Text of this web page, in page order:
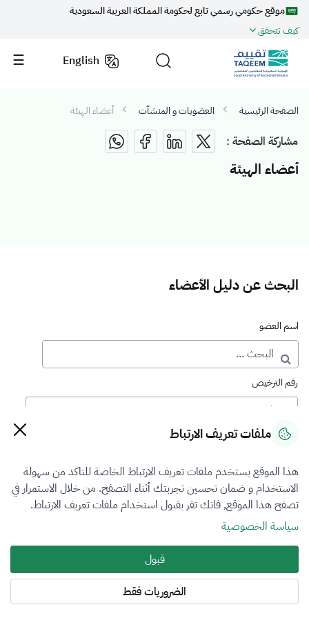
موقع حكومي رسمي تابع لحكومة المملكة العربية السعودية
كيف تتحقق
English
الصفحة الرئيسية العضويات و المنشآت أعضاء الهيئة
مشاركة الصفحة :
أعضاء الهيئة
البحث عن دليل الأعضاء
اسم العضو
رقم الترخيص
رقم العضوية
فرع التقييم
العقار
نوع العضوية
طالب منتسب
المنطقة
ملفات تعريف الارتباط
هذا الموقع يستخدم ملفات تعريف الارتباط الخاصة للتاكد من سهولة
الاستخدام و ضمان تحسين تجربتك أثناء التصفح. من خلال الاستمرار في
تصفح هذا الموقع, فانك تقر بقبول استخدام ملفات تعريف الارتباط.
سياسة الخصوصية
قبول
الضروريات فقط